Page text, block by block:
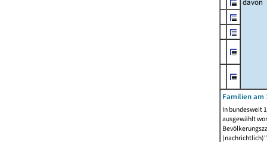
Familien am
In bundesweit
ausgewählt